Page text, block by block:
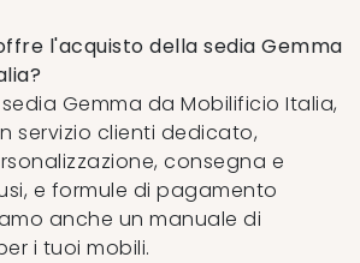
l'acquisto della sedia Gemma
Gemma da Mobilificio Italia,
servizio clienti dedicato,
consegna e
e formule di pagamento
anche un manuale di
i tuoi mobili.